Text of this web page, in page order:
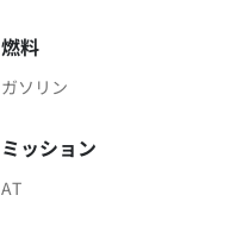
燃料
ガソリン
ミッション
AT